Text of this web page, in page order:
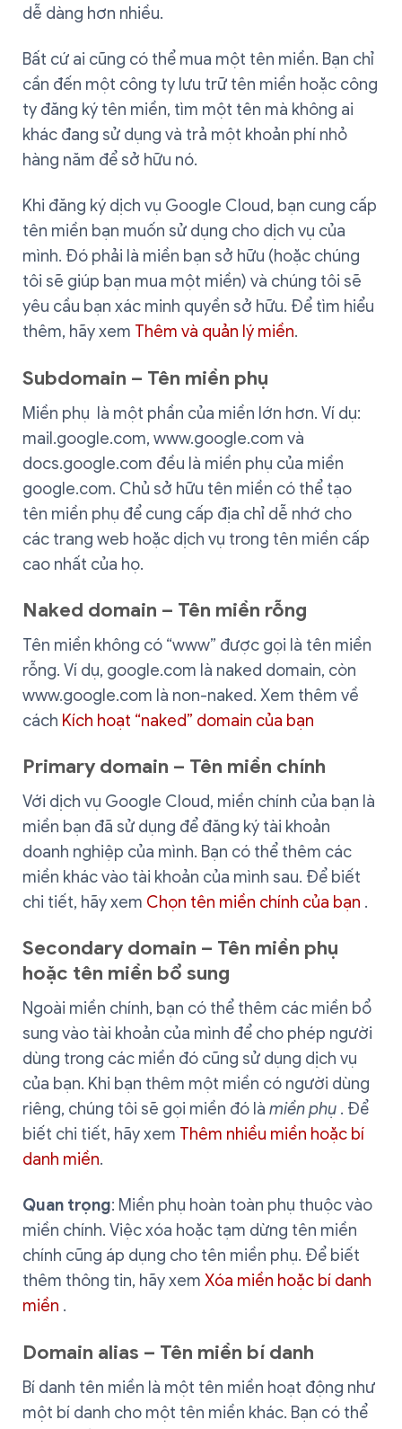
dễ dàng hơn nhiều.
Bất cứ ai cũng có thể mua một tên miền. Bạn chỉ
cần đến một công ty lưu trữ tên miền hoặc công
ty đăng ký tên miền, tìm một tên mà không ai
khác đang sử dụng và trả một khoản phí nhỏ
hàng năm để sở hữu nó.
Khi đăng ký dịch vụ Google Cloud, bạn cung cấp
tên miền bạn muốn sử dụng cho dịch vụ của
mình. Đó phải là miền bạn sở hữu (hoặc chúng
tôi sẽ giúp bạn mua một miền) và chúng tôi sẽ
yêu cầu bạn xác minh quyền sở hữu. Để tìm hiểu
thêm, hãy xem Thêm và quản lý miền.
Subdomain – Tên miền phụ
Miền phụ là một phần của miền lớn hơn. Ví dụ:
mail.google.com, www.google.com và
docs.google.com đều là miền phụ của miền
google.com. Chủ sở hữu tên miền có thể tạo
tên miền phụ để cung cấp địa chỉ dễ nhớ cho
các trang web hoặc dịch vụ trong tên miền cấp
cao nhất của họ.
Naked domain – Tên miền rỗng
Tên miền không có “www” được gọi là tên miền
rỗng. Ví dụ, google.com là naked domain, còn
www.google.com là non-naked. Xem thêm về
cách Kích hoạt “naked” domain của bạn
Primary domain – Tên miền chính
Với dịch vụ Google Cloud, miền chính của bạn là
miền bạn đã sử dụng để đăng ký tài khoản
doanh nghiệp của mình. Bạn có thể thêm các
miền khác vào tài khoản của mình sau. Để biết
chi tiết, hãy xem Chọn tên miền chính của bạn .
Secondary domain – Tên miền phụ
hoặc tên miền bổ sung
Ngoài miền chính, bạn có thể thêm các miền bổ
sung vào tài khoản của mình để cho phép người
dùng trong các miền đó cũng sử dụng dịch vụ
của bạn. Khi bạn thêm một miền có người dùng
riêng, chúng tôi sẽ gọi miền đó là miền phụ . Để
biết chi tiết, hãy xem Thêm nhiều miền hoặc bí
danh miền.
Quan trọng: Miền phụ hoàn toàn phụ thuộc vào
miền chính. Việc xóa hoặc tạm dừng tên miền
chính cũng áp dụng cho tên miền phụ. Để biết
thêm thông tin, hãy xem Xóa miền hoặc bí danh
miền .
Domain alias – Tên miền bí danh
Bí danh tên miền là một tên miền hoạt động như
một bí danh cho một tên miền khác. Bạn có thể